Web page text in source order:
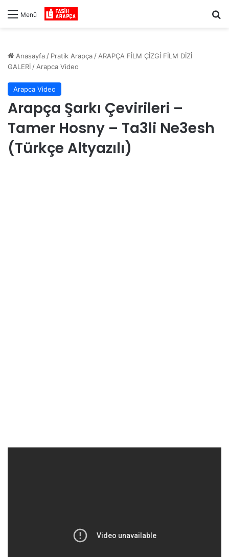
Menü
Anasayfa / Pratik Arapça / ARAPÇA FİLM ÇİZGİ FİLM DİZİ
GALERİ / Arapca Video
Arapca Video
Arapça Şarkı Çevirileri –
Tamer Hosny – Ta3li Ne3esh
(Türkçe Altyazılı)